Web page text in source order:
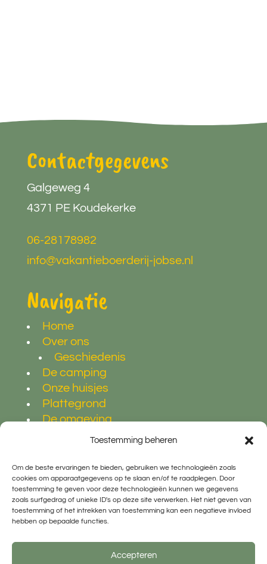
Toestemming beheren
Om de beste ervaringen te bieden, gebruiken we technologieën zoals
cookies om apparaatgegevens op te slaan en/of te raadplegen. Door
toestemming te geven voor deze technologieën kunnen we gegevens
zoals surfgedrag of unieke ID's op deze site verwerken. Het niet geven van
toestemming of het intrekken van toestemming kan een negatieve invloed
hebben op bepaalde functies.
Accepteren
Contactgegevens
Galgeweg 4
4371 PE Koudekerke
06-28178982
info@vakantieboerderij-jobse.nl
Navigatie
Home
Over ons
Geschiedenis
De camping
Onze huisjes
Plattegrond
De omgeving
Volg ons op